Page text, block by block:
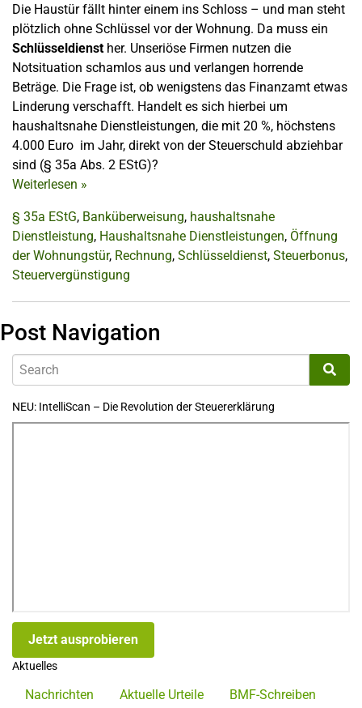
Die Haustür fällt hinter einem ins Schloss – und man steht
plötzlich ohne Schlüssel vor der Wohnung. Da muss ein
Schlüsseldiensther. Unseriöse Firmen nutzen die
Notsituation schamlos aus und verlangen horrende
Beträge. Die Frage ist, ob wenigstens das Finanzamt etwas
Linderung verschafft. Handelt es sich hierbei um
haushaltsnahe Dienstleistungen, die mit 20 %, höchstens
4.000 Euro im Jahr, direkt von der Steuerschuld abziehbar
sind (§ 35a Abs. 2 EStG)?
Weiterlesen »
§ 35a EStG, Banküberweisung, haushaltsnahe
Dienstleistung, Haushaltsnahe Dienstleistungen, Öffnung
der Wohnungstür, Rechnung, Schlüsseldienst, Steuerbonus,
Steuervergünstigung
Post Navigation
NEU: IntelliScan – Die Revolution der Steuererklärung
Jetzt ausprobieren
Aktuelles
Nachrichten Aktuelle Urteile BMF-Schreiben